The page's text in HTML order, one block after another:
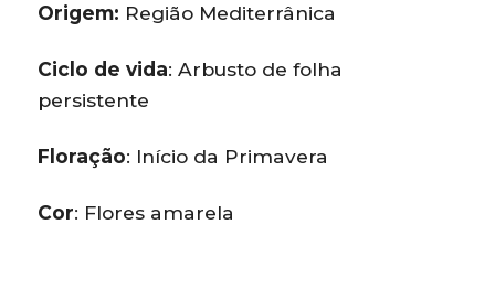
Origem: Região Mediterrânica
Ciclo de vida: Arbusto de folha
persistente
Floração: Início da Primavera
Cor: Flores amarela